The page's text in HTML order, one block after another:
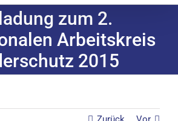
zum 2.
Arbeitskreis
2015